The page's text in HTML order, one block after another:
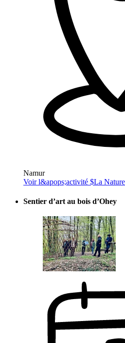
Namur
Voir l&apops;activité $La
Sentier d’art au bois d’Ohey